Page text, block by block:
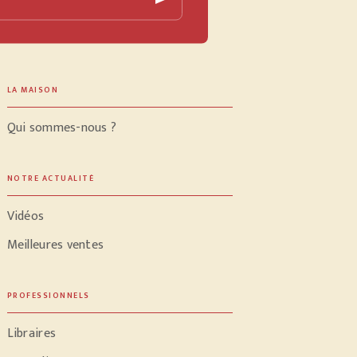
LA MAISON
Qui sommes-nous ?
NOTRE ACTUALITÉ
Vidéos
Meilleures ventes
PROFESSIONNELS
Libraires